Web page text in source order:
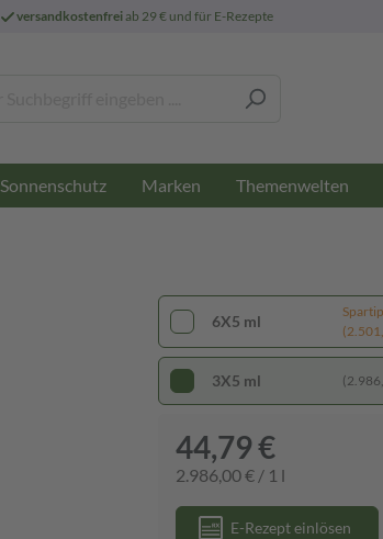
versandkostenfreiab 29 € und für E-Rezepte
Sonnenschutz Marken Themenwelten
6X5 ml
3X5 ml
44,79 €
2.986,00 € / 1 l
E-Rezept einlösen